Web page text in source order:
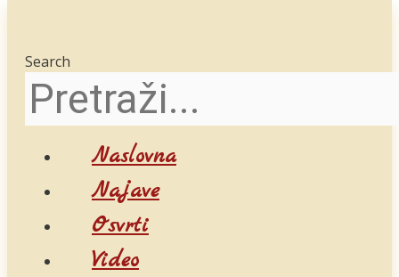
Search
Naslovna
Najave
Osvrti
Video